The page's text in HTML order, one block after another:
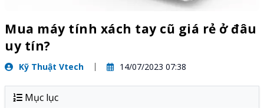
Mua máy tính xách tay cũ giá rẻ ở đâu
uy tín?
Kỹ Thuật Vtech 14/07/2023 07:38
Mục lục